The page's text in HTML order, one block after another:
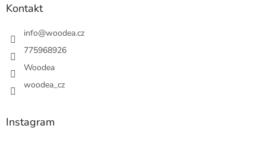
Kontakt
info@woodea.cz
775968926
Woodea
woodea_cz
Instagram